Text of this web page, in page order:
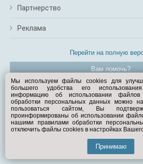
Партнерство
Реклама
Перейти на полную
Вам помочь?
© Exist.ru 1998—2026
Мы используем файлы cookies для
большего удобства его
информацию об использовании
обработки персональных данных можно
пользоваться сайтом, Вы
проинформированы об использовании
нашими правилами обработки
отключить файлы cookies в настройках
Принимаю